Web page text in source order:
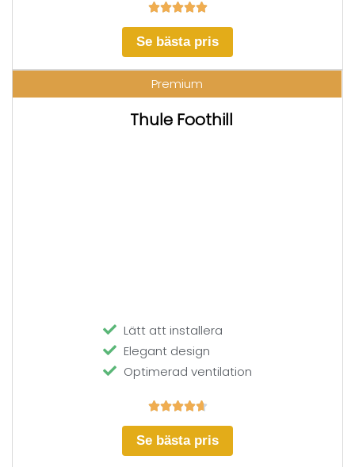

Se bästa pris
Premium
Thule Foothill
Lätt att installera
Elegant design
Optimerad ventilation

Se bästa pris